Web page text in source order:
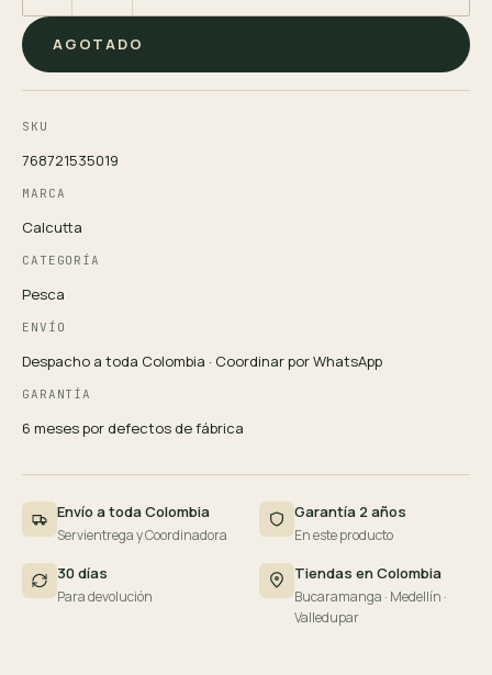
AGOTADO
SKU
768721535019
MARCA
Calcutta
CATEGORÍA
Pesca
ENVÍO
Despacho a toda Colombia · Coordinar por WhatsApp
GARANTÍA
6 meses por defectos de fábrica
Envío a toda Colombia
Servientrega y Coordinadora
Garantía 2 años
En este producto
30 días
Para devolución
Tiendas en Colombia
Bucaramanga · Medellín ·
Valledupar